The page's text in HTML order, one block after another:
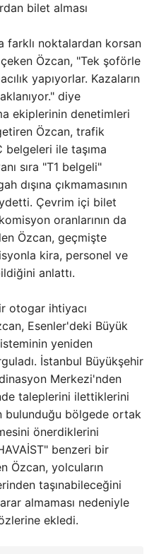
bilet alması
farklı noktalardan korsan
çeken Özcan, "Tek şoförle
yapıyorlar. Kazaların
diye
ekiplerinin denetimleri
Özcan, trafik
ile taşıma
sıra "T1 belgeli"
dışına çıkmamasının
Çevrim içi bilet
oranlarının da
Özcan, geçmişte
kira, personel ve
anlattı.
otogar ihtiyacı
Esenler'deki Büyük
yeniden
İstanbul Büyükşehir
Merkezi'nden
taleplerini ilettiklerini
bulunduğu bölgede ortak
önerdiklerini
benzeri bir
Özcan, yolcuların
taşınabileceğini
almaması nedeniyle
ekledi.